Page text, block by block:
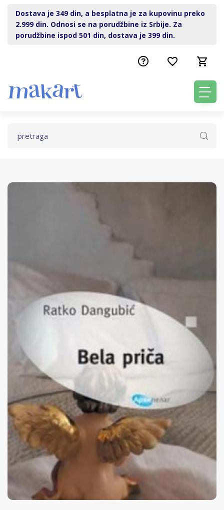
Dostava je 349 din, a besplatna je za kupovinu preko
2.999 din. Odnosi se na porudžbine iz Srbije. Za
porudžbine ispod 501 din, dostava je 399 din.